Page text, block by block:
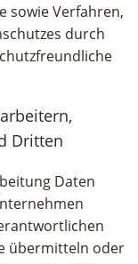
sowie Verfahren,
durch
Dritten
Daten
übermitteln oder